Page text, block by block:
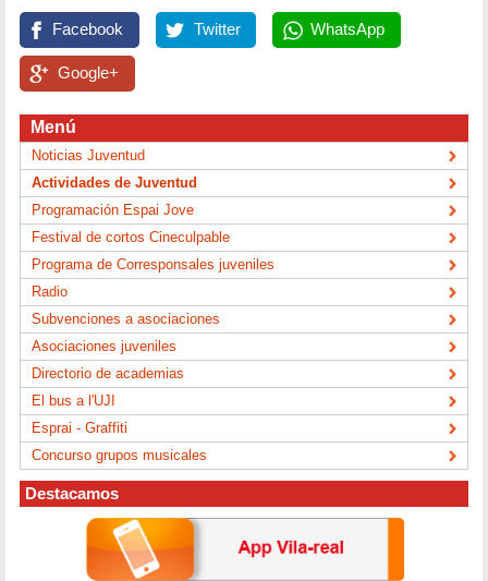
Facebook Twitter WhatsApp
Google+
Menú
Noticias Juventud
Actividades de Juventud
Programación Espai Jove
Festival de cortos Cineculpable
Programa de Corresponsales juveniles
Radio
Subvenciones a asociaciones
Asociaciones juveniles
Directorio de academias
El bus a l'UJI
Esprai - Graffiti
Concurso grupos musicales
Destacamos